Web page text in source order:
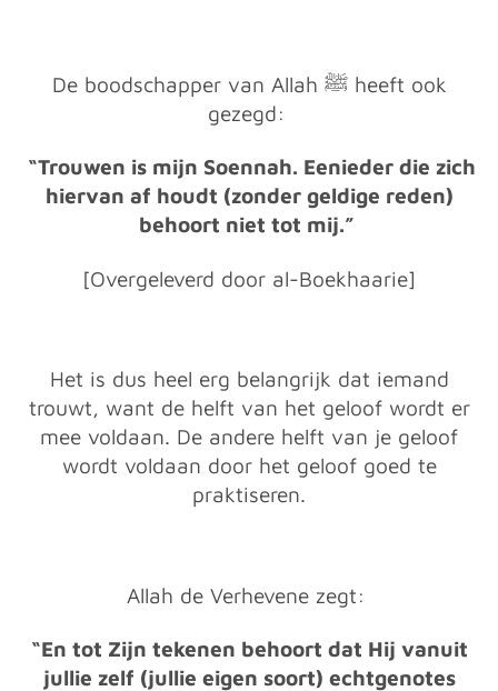
De boodschapper van Allah ﷺ heeft ook
gezegd:
“Trouwen is mijn Soennah. Eenieder die zich
hiervan af houdt (zonder geldige reden)
behoort niet tot mij.”
[Overgeleverd door al-Boekhaarie]
Het is dus heel erg belangrijk dat iemand
trouwt, want de helft van het geloof wordt er
mee voldaan. De andere helft van je geloof
wordt voldaan door het geloof goed te
praktiseren.
Allah de Verhevene zegt:
“En tot Zijn tekenen behoort dat Hij vanuit
jullie zelf (jullie eigen soort) echtgenotes